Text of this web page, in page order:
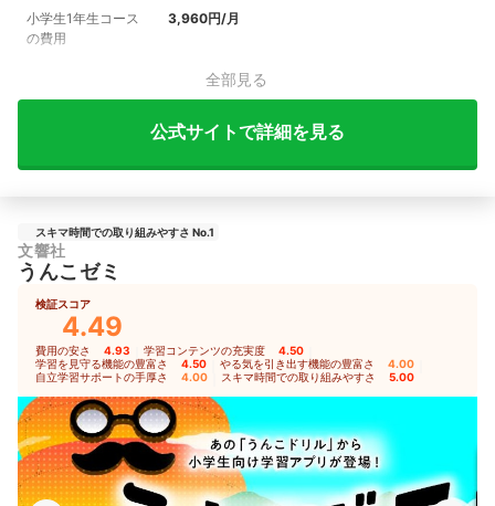
小学生1年生コース
の費用
3,960円/月
全部見る
公式サイトで詳細を見る
スキマ時間での取り組みやすさ No.1
文響社
うんこゼミ
検証スコア
4.49
費用の安さ 4.93 学習コンテンツの充実度 4.50
学習を見守る機能の豊富さ 4.50 やる気を引き出す機能の豊富さ 4.00
自立学習サポートの手厚さ 4.00 スキマ時間での取り組みやすさ 5.00